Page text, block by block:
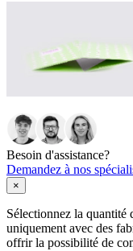
Besoin d'assistance?
Demandez à nos
×
Sélectionnez la quantité
uniquement avec des
offrir la possibilité de